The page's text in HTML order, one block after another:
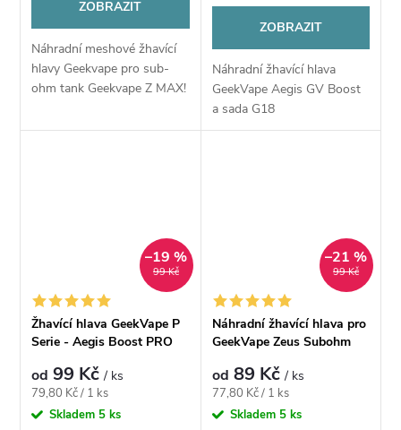
ZOBRAZIT
Náhradní meshové žhavící
hlavy Geekvape pro sub-
ohm tank Geekvape Z MAX!
ZOBRAZIT
Náhradní žhavící hlava
GeekVape Aegis GV Boost
a sada G18
99 Kč
–19 %
Žhavící hlava GeekVape P
Serie - Aegis Boost PRO
od 99 Kč/ ks
Měrná
cena:
79,80 Kč / 1 ks
Skladem 5 ks
99 Kč
–21 %
Náhradní žhavící hlava pro
GeekVape Zeus Subohm
od 89 Kč/ ks
Měrná
cena:
77,80 Kč / 1 ks
Skladem 5 ks